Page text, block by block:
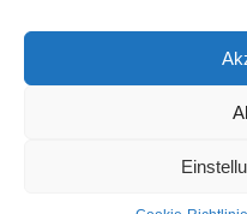
Archive